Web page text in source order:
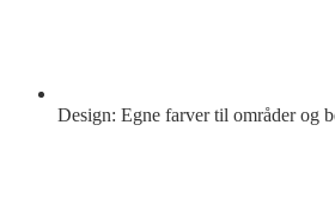
Design: Egne farver til områder og